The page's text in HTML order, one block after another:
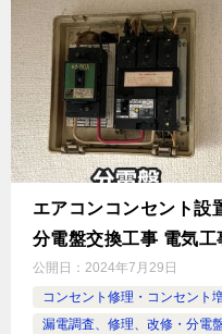
エアコンコンセント設
分電盤交換工事 電気
公開日： 2024年7月29日
コンセント修理・コンセント
漏電調査、修理、改修・分電